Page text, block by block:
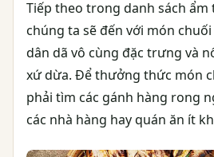
Tiếp theo trong danh sách ẩm
chúng ta sẽ đến với món
dân dã vô cùng đặc trưng và
xứ dừa. Để thưởng thức món
phải tìm các gánh hàng rong
các nhà hàng hay quán ăn ít